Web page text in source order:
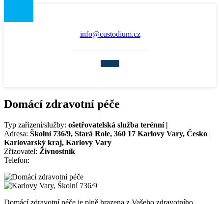
info@custodium.cz
Domácí zdravotní péče
Typ zařízení/služby: ošetřovatelská služba terénní |
Adresa: Školní 736/9, Stará Role, 360 17 Karlovy Vary, Česko |
Karlovarský kraj, Karlovy Vary
Zřizovatel: Živnostník
Telefon:
Domácí zdravotní péče je plně hrazena z Vašeho zdravotního